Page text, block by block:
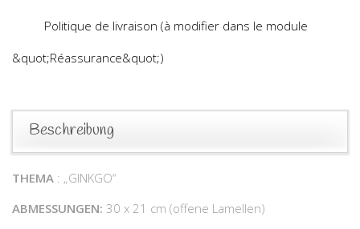
Politique de livraison (à modifier dans le module
&quot;Réassurance&quot;)
Beschreibung
THEMA : „GINKGO“
ABMESSUNGEN: 30 x 21 cm (offene Lamellen)